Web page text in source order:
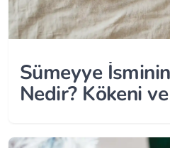
Sümeyye
Nedir? Kökeni